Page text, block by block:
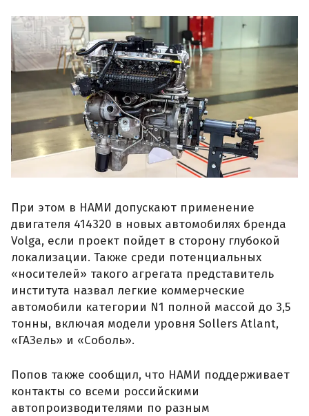
При этом в НАМИ допускают применение
двигателя 414320 в новых автомобилях бренда
Volga, если проект пойдет в сторону глубокой
локализации. Также среди потенциальных
«носителей» такого агрегата представитель
института назвал легкие коммерческие
автомобили категории N1 полной массой до 3,5
тонны, включая модели уровня Sollers Atlant,
«ГАЗель» и «Соболь».
Попов также сообщил, что НАМИ поддерживает
контакты со всеми российскими
автопроизводителями по разным